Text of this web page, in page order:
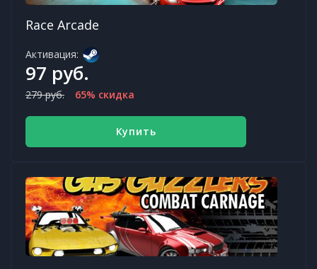
Race Arcade
Активация:
97 руб.
279 руб. 65% скидка
Купить